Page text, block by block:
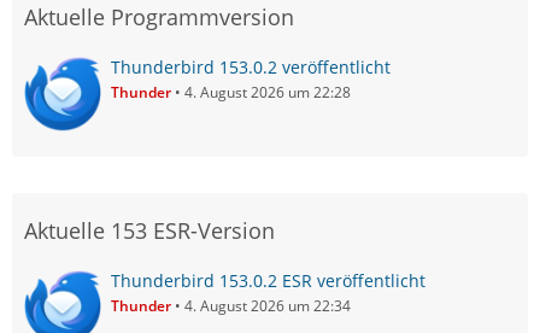
Aktuelle Programmversion
Thunderbird 153.0.2 veröffentlicht
Thunder 4. August 2026 um 22:28
Aktuelle 153 ESR-Version
Thunderbird 153.0.2 ESR veröffentlicht
Thunder 4. August 2026 um 22:34